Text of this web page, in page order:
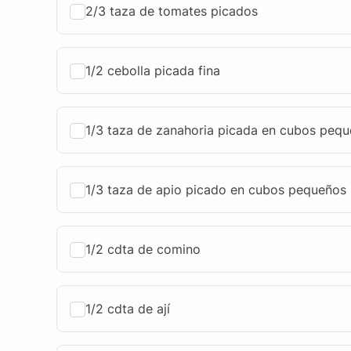
2/3 taza de tomates picados
1/2 cebolla picada fina
1/3 taza de zanahoria picada en cubos
1/3 taza de apio picado en cubos pequeños
1/2 cdta de comino
1/2 cdta de ají